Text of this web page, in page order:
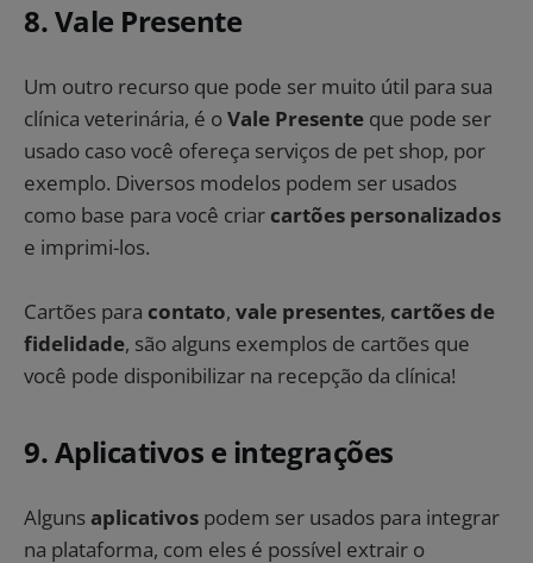
8. Vale Presente
Um outro recurso que pode ser muito útil para sua
clínica veterinária, é oVale Presente que pode ser
usado caso você ofereça serviços de pet shop, por
exemplo. Diversos modelos podem ser usados
como base para você criar cartões personalizados
e imprimi-los.
Cartões para contato, vale presentes, cartões de
fidelidade, são alguns exemplos de cartões que
você pode disponibilizar na recepção da clínica!
9. Aplicativos e integrações
Algunsaplicativos podem ser usados para integrar
na plataforma, com eles é possível extrair o